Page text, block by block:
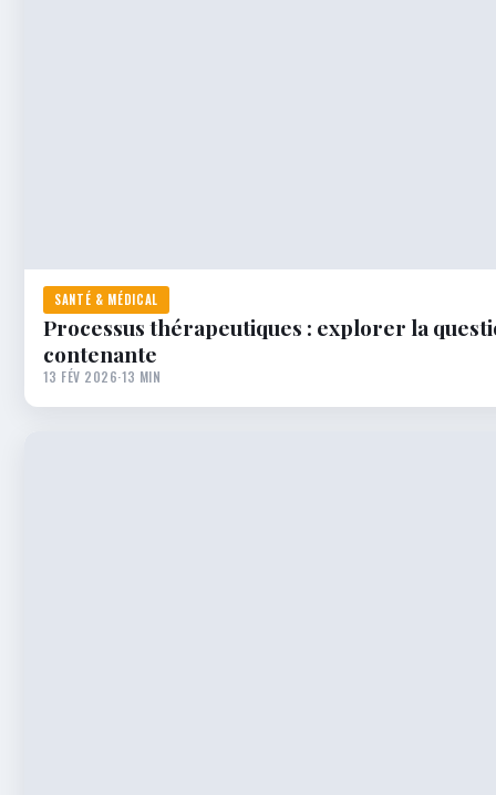
SANTÉ & MÉDICAL
Processus thérapeutiques : explorer la
contenante
13 FÉV 2026·13 MIN